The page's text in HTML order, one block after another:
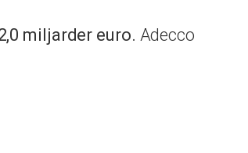
miljarder euro. Adecco